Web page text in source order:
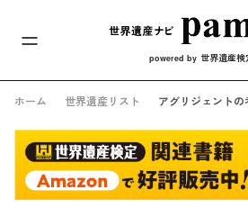
メ
powered by 世界遺産検
ホーム 世界遺産リスト アグリジェントの